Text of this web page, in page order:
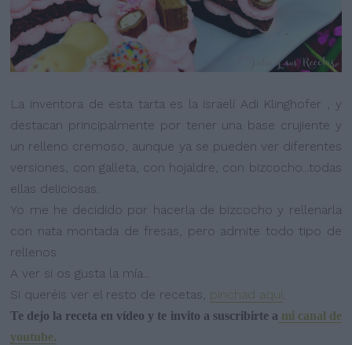
La inventora de esta tarta es la israelí Adi Klinghofer , y
destacan principalmente por tener una base crujiente y
un relleno cremoso, aunque ya se pueden ver diferentes
versiones, con galleta, con hojaldre, con bizcocho...todas
ellas deliciosas.
Yo me he decidido por hacerla de bizcocho y rellenarla
con nata montada de fresas, pero admite todo tipo de
rellenos.
A ver si os gusta la mía...
Si queréis ver el resto de recetas, pinchad aquí.
Te dejo la receta en vídeo y te invito a suscribirte a mi canal de
youtube.